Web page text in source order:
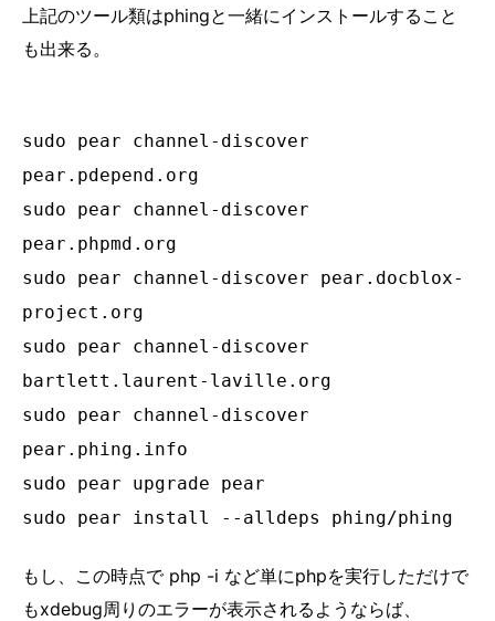
上記のツール類はphingと一緒にインストールすること
も出来る。
sudo pear channel-discover
pear.pdepend.org
sudo pear channel-discover
pear.phpmd.org
sudo pear channel-discover pear.docblox-
project.org
sudo pear channel-discover
bartlett.laurent-laville.org
sudo pear channel-discover
pear.phing.info
sudo pear upgrade pear
sudo pear install --alldeps phing/phing
もし、この時点で php -i など単にphpを実行しただけで
もxdebug周りのエラーが表示されるようならば、